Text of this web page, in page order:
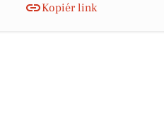
Kopiér link